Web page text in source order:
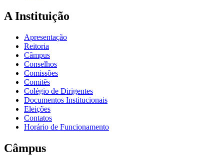
A Instituição
Apresentação
Reitoria
Câmpus
Conselhos
Comissões
Comitês
Colégio de Dirigentes
Documentos Institucionais
Eleições
Contatos
Horário de Funcionamento
Câmpus